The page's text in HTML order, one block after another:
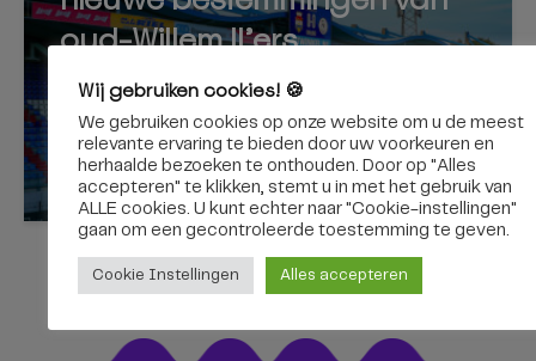
oud-Willem II’ers
6 augustus 2026
Wij gebruiken cookies! 🍪
We gebruiken cookies op onze website om u de meest
relevante ervaring te bieden door uw voorkeuren en
herhaalde bezoeken te onthouden. Door op "Alles
accepteren" te klikken, stemt u in met het gebruik van
ALLE cookies. U kunt echter naar "Cookie-instellingen"
gaan om een ​​gecontroleerde toestemming te geven.
Cookie Instellingen Alles accepteren